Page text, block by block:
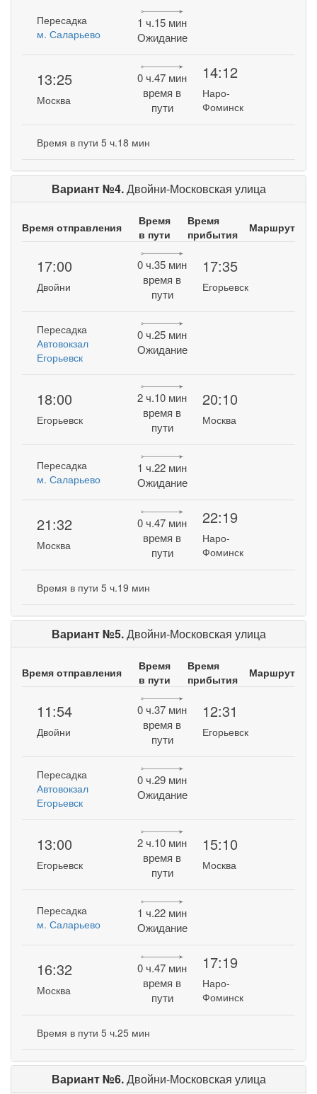
Пересадка
м. Саларьево
1 ч.15 мин
Ожидание
13:25
Москва
0 ч.47 мин
время в
пути
14:12
Наро-
Фоминск
Время в пути 5 ч.18 мин
Вариант №4.Двойни-Московская улица
Время отправления
Время
в пути
Время
прибытия
Маршрут
17:00
Двойни
0 ч.35 мин
время в
пути
17:35
Егорьевск
Пересадка
Автовокзал
Егорьевск
0 ч.25 мин
Ожидание
18:00
Егорьевск
2 ч.10 мин
время в
пути
20:10
Москва
Пересадка
м. Саларьево
1 ч.22 мин
Ожидание
21:32
Москва
0 ч.47 мин
время в
пути
22:19
Наро-
Фоминск
Время в пути 5 ч.19 мин
Вариант №5.Двойни-Московская улица
Время отправления
Время
в пути
Время
прибытия
Маршрут
11:54
Двойни
0 ч.37 мин
время в
пути
12:31
Егорьевск
Пересадка
Автовокзал
Егорьевск
0 ч.29 мин
Ожидание
13:00
Егорьевск
2 ч.10 мин
время в
пути
15:10
Москва
Пересадка
м. Саларьево
1 ч.22 мин
Ожидание
16:32
Москва
0 ч.47 мин
время в
пути
17:19
Наро-
Фоминск
Время в пути 5 ч.25 мин
Вариант №6.Двойни-Московская улица